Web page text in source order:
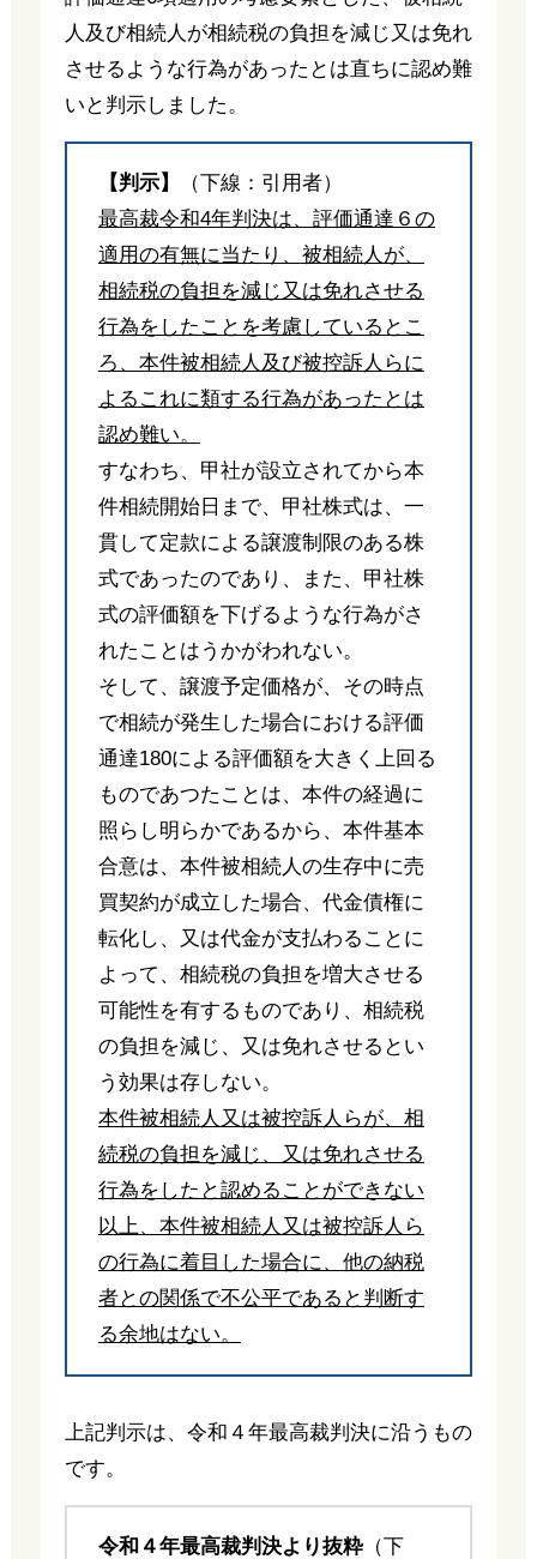
人及び相続人が相続税の負担を減じ又は免れ
させるような行為があったとは直ちに認め難
いと判示しました。
【判示】
（下線：引用者）
最高裁令和4年判決は、評価通達６の
適用の有無に当たり、被相続人が、
相続税の負担を減じ又は免れさせる
行為をしたことを考慮しているとこ
ろ、本件被相続人及び被控訴人らに
よるこれに類する行為があったとは
認め難い。
すなわち、甲社が設立されてから本
件相続開始日まで、甲社株式は、一
貫して定款による譲渡制限のある株
式であったのであり、また、甲社株
式の評価額を下げるような行為がさ
れたことはうかがわれない。
そして、譲渡予定価格が、その時点
で相続が発生した場合における評価
通達180による評価額を大きく上回る
ものであつたことは、本件の経過に
照らし明らかであるから、本件基本
合意は、本件被相続人の生存中に売
買契約が成立した場合、代金債権に
転化し、又は代金が支払わることに
よって、相続税の負担を増大させる
可能性を有するものであり、相続税
の負担を減じ、又は免れさせるとい
う効果は存しない。
本件被相続人又は被控訴人らが、相
続税の負担を減じ、又は免れさせる
行為をしたと認めることができない
以上、本件被相続人又は被控訴人ら
の行為に着目した場合に、他の納税
者との関係で不公平であると判断す
る余地はない。
上記判示は、令和４年最高裁判決に沿うもの
です。
令和４年最高裁判決より抜粋（下